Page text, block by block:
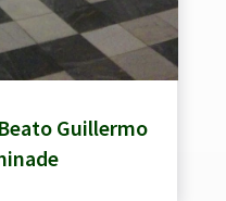
Guillermo